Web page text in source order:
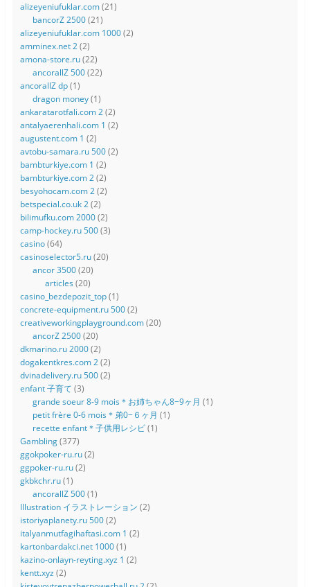
alizeyeniufuklar.com(21)
bancorZ 2500(21)
alizeyeniufuklar.com 1000(2)
amminex.net 2(2)
amona-store.ru(22)
ancorallZ 500(22)
ancorallZ dp(1)
dragon money(1)
ankaratarotfali.com 2(2)
antalyaerenhali.com 1 (2)
augustent.com 1 (2)
avtobu-samara.ru 500(2)
bambturkiye.com 1 (2)
bambturkiye.com 2(2)
besyohocam.com 2(2)
betspecial.co.uk 2(2)
bilimufku.com 2000(2)
camp-hockey.ru 500(3)
casino(64)
casinoselector5.ru(20)
ancor 3500(20)
articles (20)
casino_bezdepozit_top(1)
concrete-equipment.ru 500(2)
creativeworkingplayground.com(20)
ancorZ 2500(20)
dkmarino.ru 2000(2)
dogakentkres.com 2(2)
dvinadelivery.ru 500(2)
enfant 子育て (3)
grande soeur 8-9 mois＊お姉ちゃん8−9ヶ月 (1)
petit frère 0-6 mois＊弟0−６ヶ月 (1)
recette enfant＊子供用レシピ(1)
Gambling(377)
ggokpoker-ru.ru(2)
ggpoker-ru.ru(2)
gkbkchr.ru(1)
ancorallZ 500(1)
Illustration イラストレーション (2)
istoriyaplanety.ru 500(2)
italyanmutfagihaftasi.com 1 (2)
kartonbardakci.net 1000(1)
kazino-onlayn-reyting.xyz 1 (2)
kentt.xyz (2)